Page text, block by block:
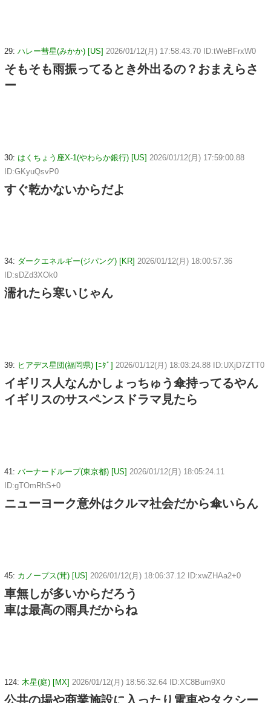
29: ハレー彗星(みかか) [US] 2026/01/12(月) 17:58:43.70 ID:tWeBFrxW0
そもそも雨振ってるとき外出るの？おまえらさ
ー
30: はくちょう座X-1(やわらか銀行) [US] 2026/01/12(月) 17:59:00.88
ID:GKyuQsvP0
すぐ乾かないからだよ
34: ダークエネルギー(ジパング) [KR] 2026/01/12(月) 18:00:57.36
ID:sDZd3XOk0
濡れたら寒いじゃん
39: ヒアデス星団(福岡県) [ﾆﾀﾞ] 2026/01/12(月) 18:03:24.88 ID:UXjD7ZTT0
イギリス人なんかしょっちゅう傘持ってるやん
イギリスのサスペンスドラマ見たら
41: バーナードループ(東京都) [US] 2026/01/12(月) 18:05:24.11
ID:gTOmRhS+0
ニューヨーク意外はクルマ社会だから傘いらん
45: カノープス(茸) [US] 2026/01/12(月) 18:06:37.12 ID:xwZHAa2+0
車無しが多いからだろう
車は最高の雨具だからね
124: 木星(庭) [MX] 2026/01/12(月) 18:56:32.64 ID:XC8Bum9X0
公共の場や商業施設に入ったり電車やタクシー